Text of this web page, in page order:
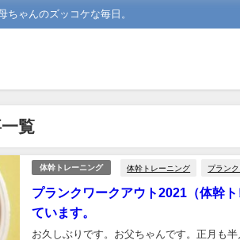
ちゃんのズッコケな毎日。
覧
体幹トレーニング 体幹トレーニング プラン
プランクワークアウト2021（体幹
ています。
お久しぶりです。お父ちゃんです。正月も